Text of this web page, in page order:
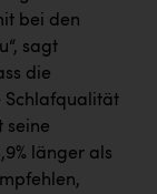
bei den
sagt
die
Schlafqualität
seine
länger als